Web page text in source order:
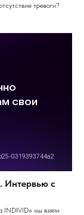
тревоги?
Интервью с
INDIVID» мы взяли